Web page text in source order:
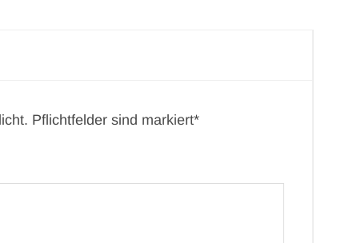
Pflichtfelder sind markiert*